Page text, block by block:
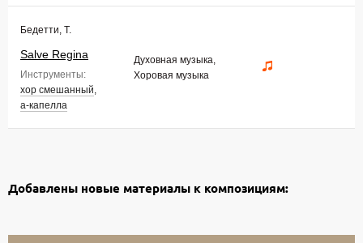
Бедетти, Т.
Salve Regina
Инструменты:
хор смешанный,
а-капелла
Духовная музыка,
Хоровая музыка
Добавлены новые материалы к композициям: